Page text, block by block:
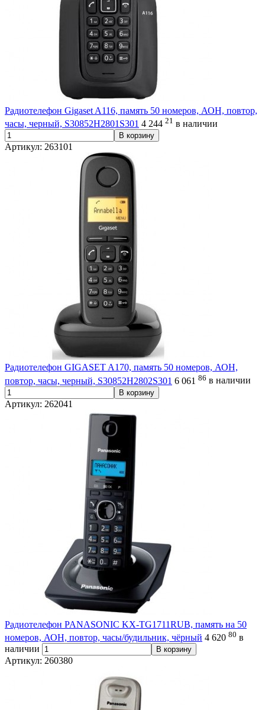
Радиотелефон Gigaset A116, память 50 номеров, АОН, повтор,
часы, черный, S30852H2801S301 4 244 21 в наличии
В корзину
Артикул: 263101
Радиотелефон GIGASET A170, память 50 номеров, АОН,
повтор, часы, черный, S30852H2802S301 6 061 86 в наличии
В корзину
Артикул: 262041
Радиотелефон PANASONIC KX-TG1711RUB, память на 50
номеров, АОН, повтор, часы/будильник, чёрный 4 620 80 в
наличии
В корзину
Артикул: 260380